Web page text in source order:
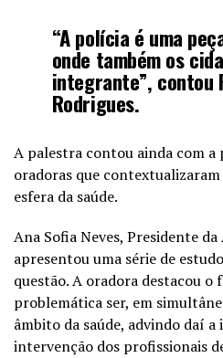
“A polícia é uma
onde também os
integrante”, contou
Rodrigues.
A palestra contou ainda com a
oradoras que
esfera da saúde.
Ana Sofia Neves, Presidente da
apresentou uma série de
questão. A oradora destacou o
problemática ser, em
âmbito da saúde, advindo daí
intervenção dos profissionais